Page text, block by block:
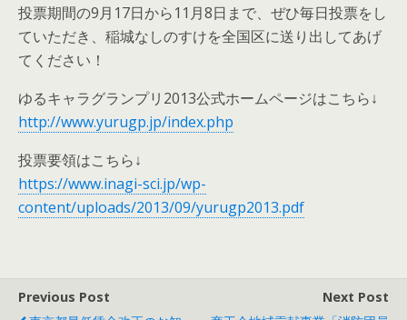
投票期間の9月17日から11月8日まで、ぜひ毎日投票をし
ていただき、稲城なしのすけを全国区に送り出してあげ
てください！
ゆるキャラグランプリ2013公式ホームページはこちら↓
http://www.yurugp.jp/index.php
投票要領はこちら↓
https://www.inagi-sci.jp/wp-
content/uploads/2013/09/yurugp2013.pdf
Previous Post
Next Post